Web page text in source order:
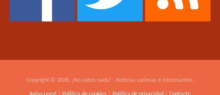
Copyright © 2026. ¡No sabes nada! - Noticias curiosas e interesantes.